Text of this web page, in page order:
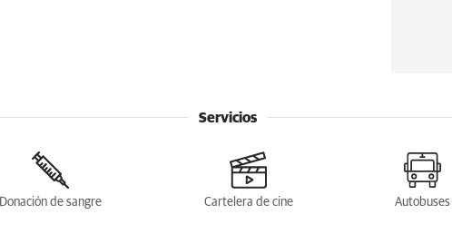
Servicios
Donación de sangre Cartelera de cine Autobuses